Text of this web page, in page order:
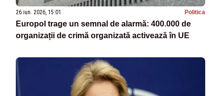
26 iun. 2026, 15:01 Politica
Europol trage un semnal de alarmă: 400.000 de
organizații de crimă organizată activează în UE